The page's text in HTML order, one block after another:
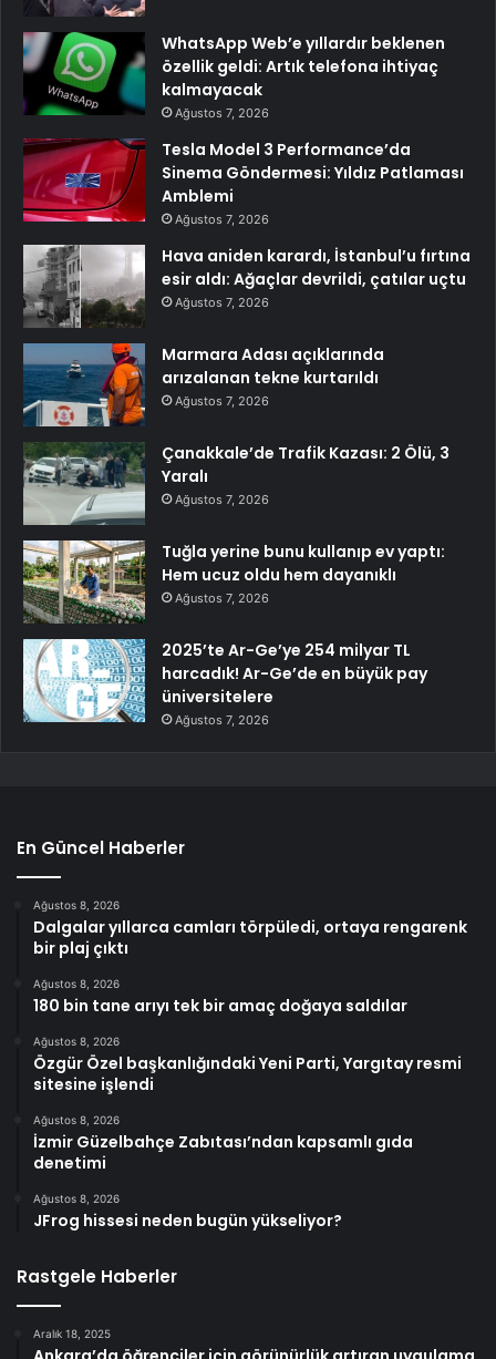
WhatsApp Web’e yıllardır beklenen
özellik geldi: Artık telefona ihtiyaç
kalmayacak
Ağustos 7, 2026
Tesla Model 3 Performance’da
Sinema Göndermesi: Yıldız Patlaması
Amblemi
Ağustos 7, 2026
Hava aniden karardı, İstanbul’u fırtına
esir aldı: Ağaçlar devrildi, çatılar uçtu
Ağustos 7, 2026
Marmara Adası açıklarında
arızalanan tekne kurtarıldı
Ağustos 7, 2026
Çanakkale’de Trafik Kazası: 2 Ölü, 3
Yaralı
Ağustos 7, 2026
Tuğla yerine bunu kullanıp ev yaptı:
Hem ucuz oldu hem dayanıklı
Ağustos 7, 2026
2025’te Ar-Ge’ye 254 milyar TL
harcadık! Ar-Ge’de en büyük pay
üniversitelere
Ağustos 7, 2026
En Güncel Haberler
Ağustos 8, 2026
Dalgalar yıllarca camları törpüledi, ortaya rengarenk
bir plaj çıktı
Ağustos 8, 2026
180 bin tane arıyı tek bir amaç doğaya saldılar
Ağustos 8, 2026
Özgür Özel başkanlığındaki Yeni Parti, Yargıtay resmi
sitesine işlendi
Ağustos 8, 2026
İzmir Güzelbahçe Zabıtası’ndan kapsamlı gıda
denetimi
Ağustos 8, 2026
JFrog hissesi neden bugün yükseliyor?
Rastgele Haberler
Aralık 18, 2025